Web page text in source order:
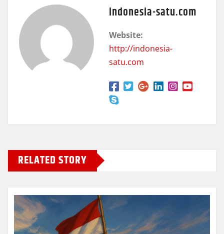
indonesia-satu.com
Website:
http://indonesia-
satu.com
RELATED STORY